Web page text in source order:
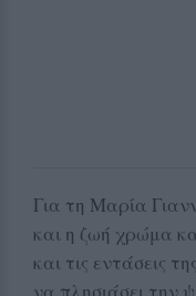
Για τη Μαρία
και η ζωή χρώμα
και τις εντάσεις
να πλησιάσει την